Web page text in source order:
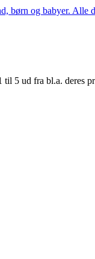
og babyer.
5 ud fra bl.a. deres